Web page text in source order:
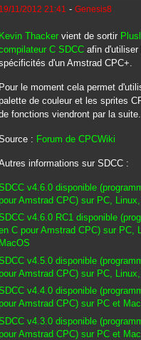
19/11/2012 21:41 - Genesis8
Kevin Thackervient de sortir
C SDCCafin d'utiliser
d'un Amstrad CPC+.
Pour le moment cela permet
de couleur et les sprites
fonctions viendront par la suite.
: Forum de CPCWiki
informations sur SDCC :
v4.6.0 disponible
Amstrad CPC) sur PC,
v4.6.0 RC1 disponible
C pour Amstrad CPC) sur PC,
MacOS
v4.5.0 disponible
Amstrad CPC) sur PC,
v4.4.0 disponible
Amstrad CPC) sur PC et
v4.3.0 disponible
Amstrad CPC) sur PC et